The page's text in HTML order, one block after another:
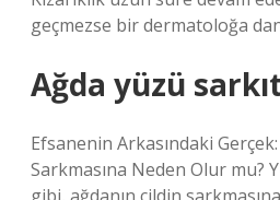
geçmezse bir dermatoloğa
Ağda yüzü
Efsanenin Arkasındaki
Sarkmasına Neden Olur mu?